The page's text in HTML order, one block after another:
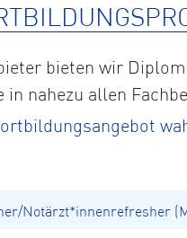
bieten wir
nahezu allen
Notärzt*innenrefresher